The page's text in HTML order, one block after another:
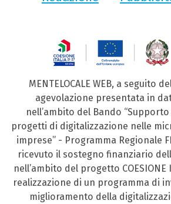
MENTELOCALE WEB, a seguito
agevolazione presentata in
nell’ambito del Bando
progetti di digitalizzazione nelle
imprese” - Programma Regionale
ricevuto il sostegno finanziario
nell’ambito del progetto COESIONE
realizzazione di un programma di
miglioramento della